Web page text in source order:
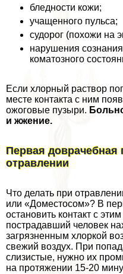
бледности кожи;
учащенного пульса;
судорог (похожи на
нарушения
коматозного
Если хлорный раствор
месте контакта с ним
ожоговые пузыри.
и жжение.
Первая
отравлении
Что делать при
или «Доместосом»? В
остановить контакт с
пострадавший человек
загрязненным хлоркой
свежий воздух. При
слизистые, нужно их
на протяжении 15-20